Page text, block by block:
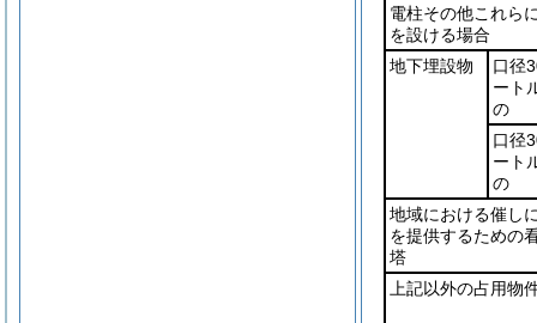
電柱その他これら
を設ける場合
地下埋設物
口径
ート
の
口径
ート
の
地域における催し
を提供するための
塔
上記以外の占用物